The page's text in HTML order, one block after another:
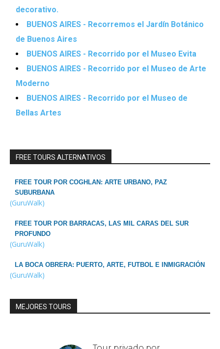
decorativo.
BUENOS AIRES - Recorremos el Jardín Botánico
de Buenos Aires
BUENOS AIRES - Recorrido por el Museo Evita
BUENOS AIRES - Recorrido por el Museo de Arte
Moderno
BUENOS AIRES - Recorrido por el Museo de
Bellas Artes
FREE TOURS ALTERNATIVOS
FREE TOUR POR COGHLAN: ARTE URBANO, PAZ
SUBURBANA
(GuruWalk)
FREE TOUR POR BARRACAS, LAS MIL CARAS DEL SUR
PROFUNDO
(GuruWalk)
LA BOCA OBRERA: PUERTO, ARTE, FUTBOL E INMIGRACIÓN
(GuruWalk)
MEJORES TOURS